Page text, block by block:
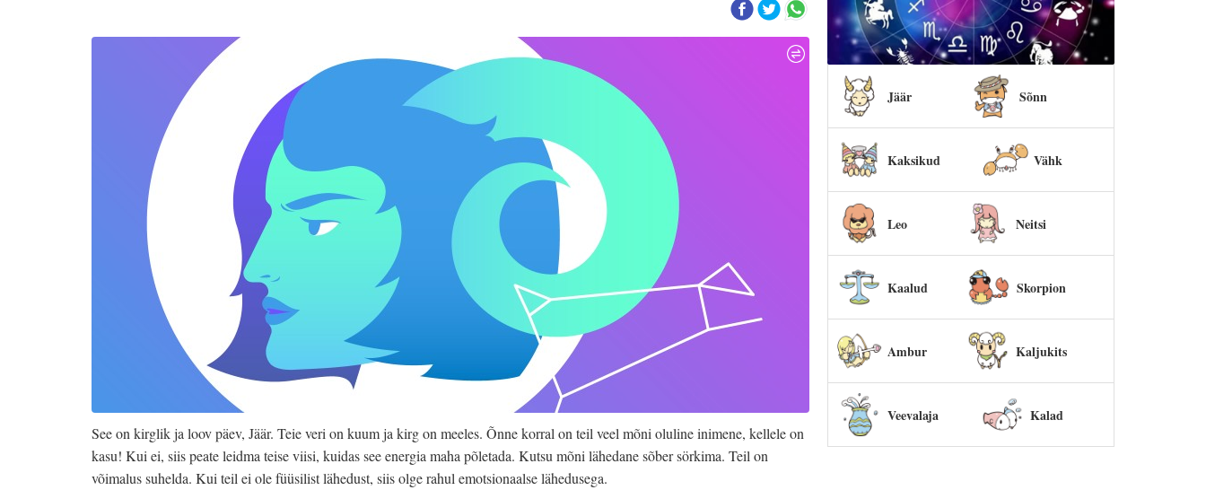
See on kirglik ja loov päev, Jäär. Teie veri on kuum ja kirg on meeles. Õnne korral on teil veel mõni oluline inimene, kellele on
kasu! Kui ei, siis peate leidma teise viisi, kuidas see energia maha põletada. Kutsu mõni lähedane sõber sörkima. Teil on
võimalus suhelda. Kui teil ei ole füüsilist lähedust, siis olge rahul emotsionaalse lähedusega.
Jäär Sõnn
Kaksikud Vähk
Leo Neitsi
Kaalud Skorpion
Ambur Kaljukits
Veevalaja Kalad